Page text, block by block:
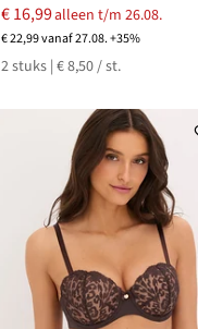
€ 16,99alleen t/m 26.08.
€ 22,99 vanaf 27.08. +35%
2 stuks | € 8,50 / st.